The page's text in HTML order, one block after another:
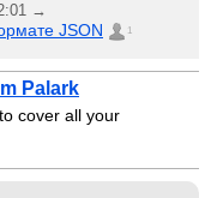
→
JSON 1
Palark
cover all your